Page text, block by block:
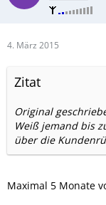
4. März 2015
Zitat
Original
Weiß jemand bis
über die
Maximal 5 Monate